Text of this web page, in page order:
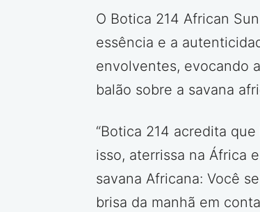
O Botica 214 African
essência e a
envolventes, evocando
balão sobre a savana
“Botica 214 acredita
isso, aterrissa na África
savana Africana: Você
brisa da manhã em